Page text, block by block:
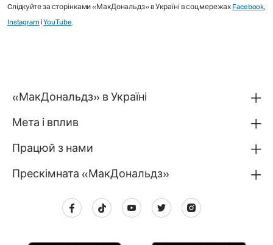
Cлідкуйте за сторінками «МакДональдз» в Україні в соцмережах Facebook,
Instagram і YouTube.
«МакДональдз» в Україні
Мета і вплив
Працюй з нами
Прескімната «МакДональдз»